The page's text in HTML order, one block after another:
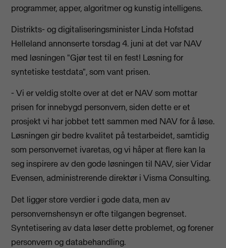
programmer, apper, algoritmer og kunstig intelligens.
Distrikts- og digitaliseringsminister Linda Hofstad
Helleland annonserte torsdag 4. juni at det var NAV
med løsningen "Gjør test til en fest! Løsning for
syntetiske testdata", som vant prisen.
- Vi er veldig stolte over at det er NAV som mottar
prisen for innebygd personvern, siden dette er et
prosjekt vi har jobbet tett sammen med NAV for å løse.
Løsningen gir bedre kvalitet på testarbeidet, samtidig
som personvernet ivaretas, og vi håper at flere kan la
seg inspirere av den gode løsningen til NAV, sier Vidar
Evensen, administrerende direktør i Visma Consulting.
Det ligger store verdier i gode data, men av
personvernshensyn er ofte tilgangen begrenset.
Syntetisering av data løser dette problemet, og forener
personvern og databehandling.